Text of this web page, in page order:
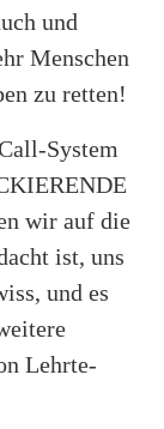
und
Menschen
zu retten!
System
wir auf die
ist, uns
und es
Lehrte-